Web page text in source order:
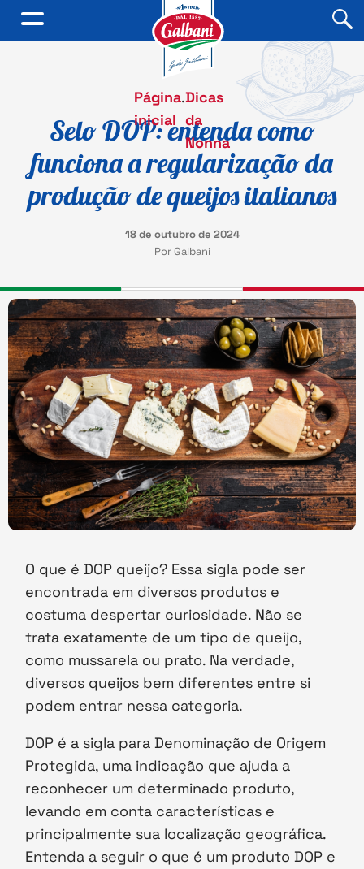
Página
inicial
.Dicas
da
Nonna
Selo DOP: entenda como
funciona a regularização da
produção de queijos italianos
18 de outubro de 2024
Por Galbani
O que é DOP queijo? Essa sigla pode ser
encontrada em diversos produtos e
costuma despertar curiosidade. Não se
trata exatamente de um tipo de queijo,
como mussarela ou prato. Na verdade,
diversos queijos bem diferentes entre si
podem entrar nessa categoria.
DOP é a sigla para Denominação de Origem
Protegida, uma indicação que ajuda a
reconhecer um determinado produto,
levando em conta características e
principalmente sua localização geográfica.
Entenda a seguir o que é um produto DOP e